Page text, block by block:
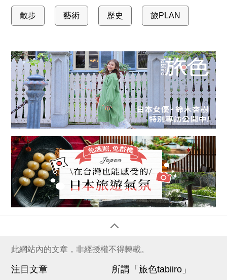
散步 藝術 歷史 旅PLAN
此網站內的文章，非經授權不得轉載。
注目文章 所謂「旅色tabiiro」